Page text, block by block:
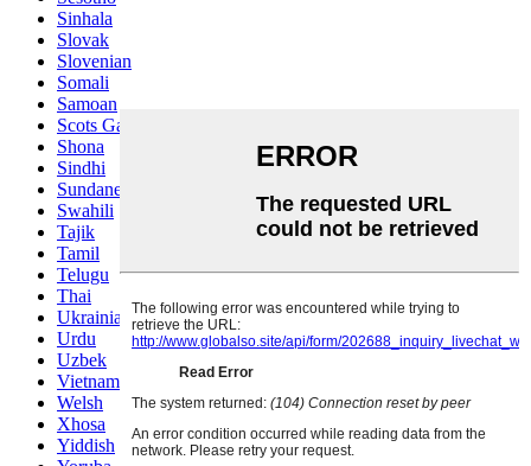
Sinhala
Slovak
Slovenian
Somali
Samoan
Scots Gaelic
Shona
Sindhi
Sundanese
Swahili
Tajik
Tamil
Telugu
Thai
Ukrainian
Urdu
Uzbek
Vietnamese
Welsh
Xhosa
Yiddish